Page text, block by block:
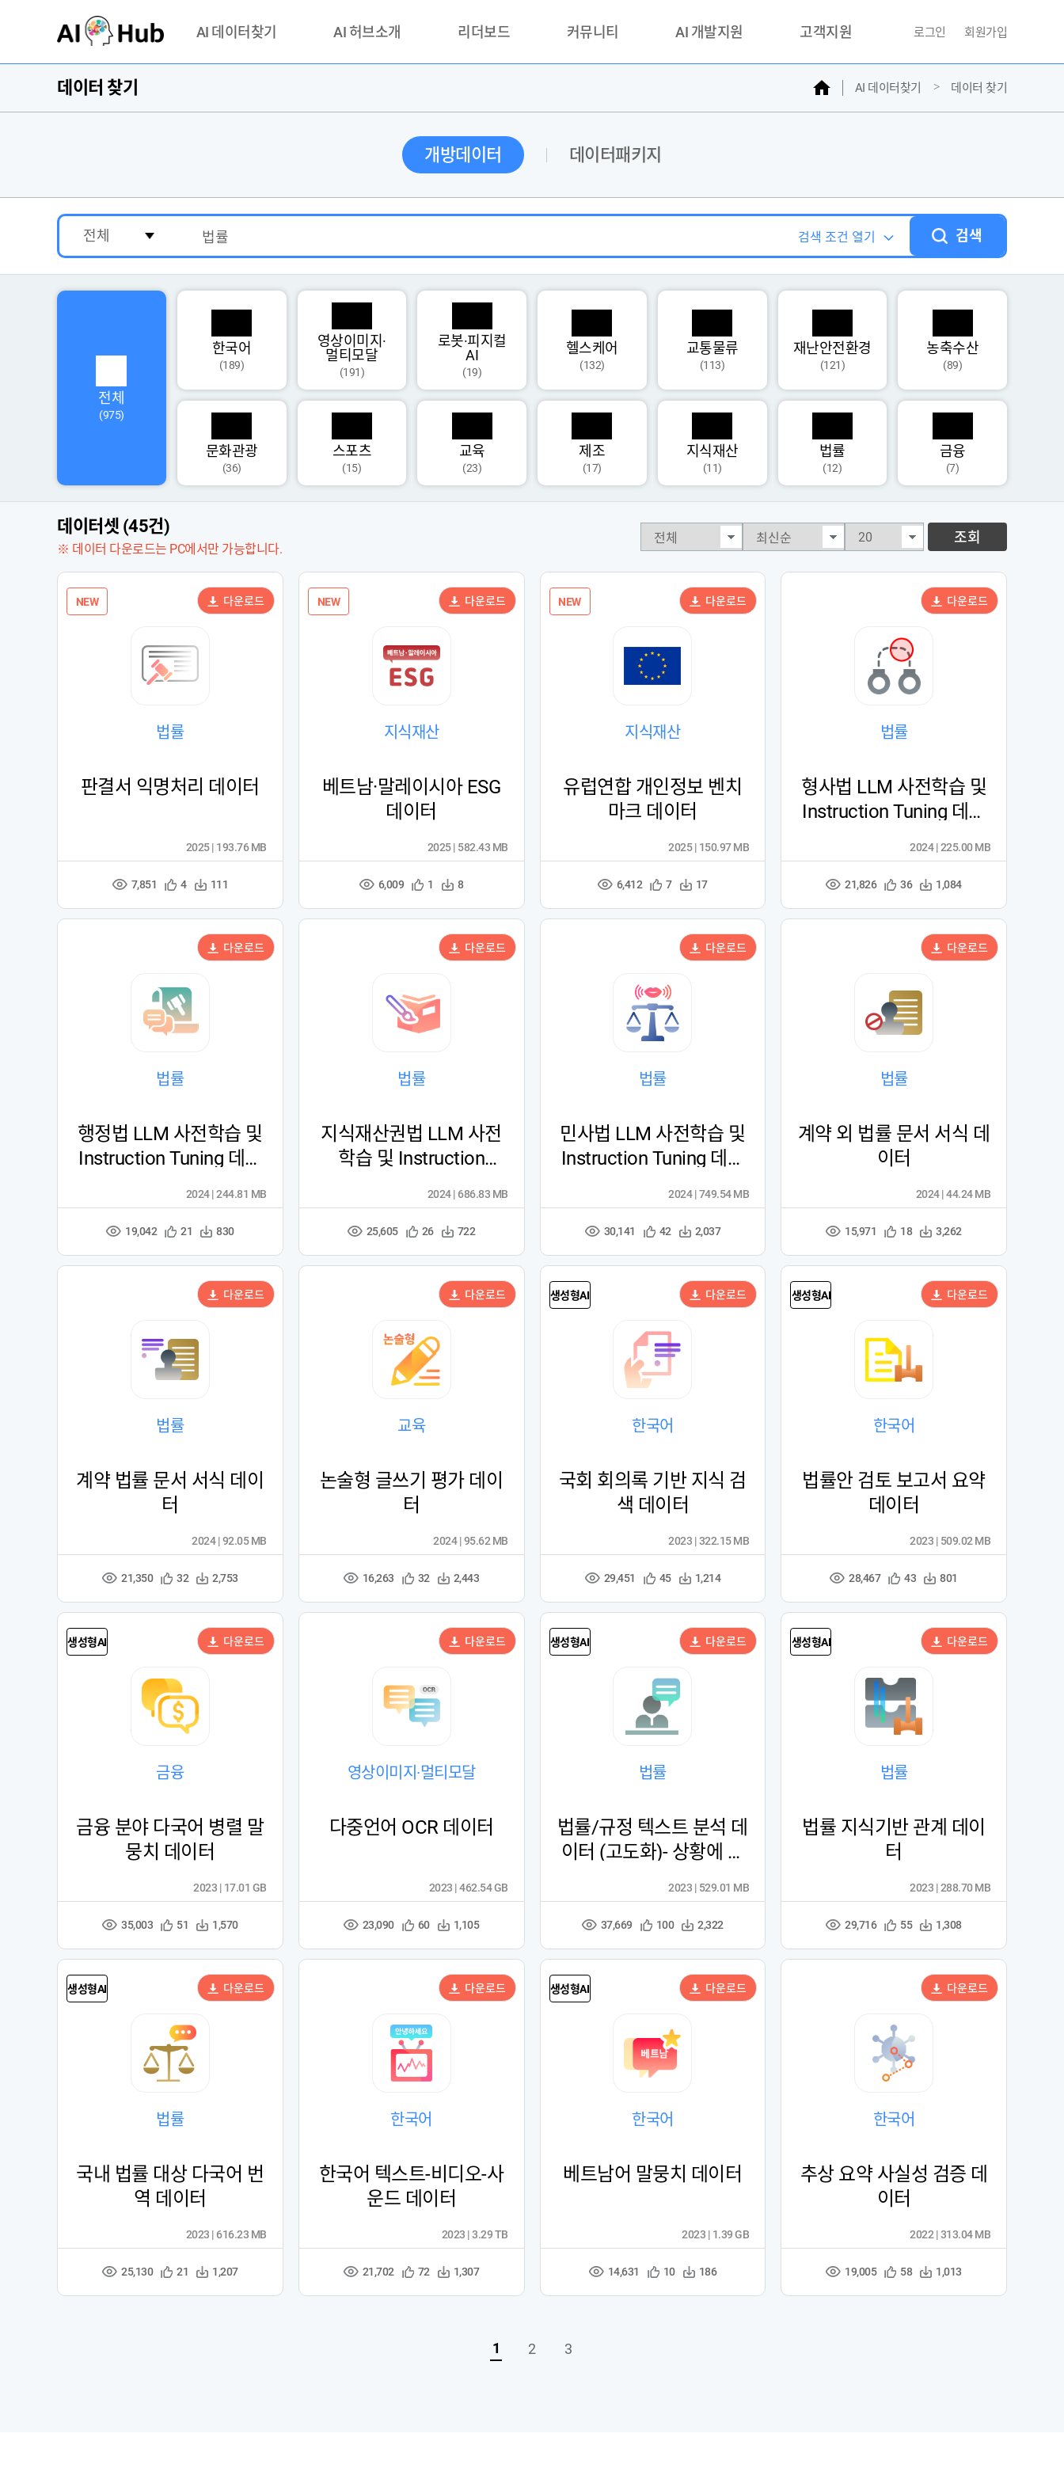
AI 데이터찾기
기관 제공 데이터
AI 허브소개
안심존이란?
리더보드 커뮤니티
활용성과 우수사례
품질가이드
AI 개발지원 고객지원
문의하기
자주찾는질문
로그인 회원가입
데이터 찾기 홈 AI 데이터찾기 데이터 찾기
개방데이터 데이터패키지
검색 조건 열기 검색
전체
(975)
한국어
(189)
영상이미지·
멀티모달
(191)
로봇·피지컬
AI
(19)
헬스케어
(132)
교통물류
(113)
재난안전환경
(121)
농축수산
(89)
문화관광
(36)
스포츠
(15)
교육
(23)
제조
(17)
지식재산
(11)
법률
(12)
금융
(7)
데이터셋 (45건)
※ 데이터 다운로드는 PC에서만 가능합니다.
조회
NEW
법률
판결서 익명처리 데이터
조
수
7,851
관
등
록
4
다
수
111
2025 | 193.76 MB
다운로드 NEW
지식재산
베트남·말레이시아 ESG
데이터
조
수
6,009
관
등
록
1
다
수
8
2025 | 582.43 MB
다운로드 NEW
지식재산
유럽연합 개인정보 벤치
마크 데이터
조
수
6,412
관
등
록
7
다
수
17
2025 | 150.97 MB
다운로드
법률
형사법 LLM 사전학습 및
Instruction Tuning 데이
조
수
21,826
관
등
록
36
다
수
1,084
2024 | 225.00 MB
다운로드
법률
행정법 LLM 사전학습 및
Instruction Tuning 데이
조
수
19,042
관
등
록
21
다
수
830
2024 | 244.81 MB
다운로드
법률
지식재산권법 LLM 사전
학습 및 Instruction
조
수
25,605
관
등
록
26
다
수
722
2024 | 686.83 MB
다운로드
법률
민사법 LLM 사전학습 및
Instruction Tuning 데이
조
수
30,141
관
등
록
42
다
수
2,037
2024 | 749.54 MB
다운로드
법률
계약 외 법률 문서 서식 데
이터
조
수
15,971
관
등
록
18
다
수
3,262
2024 | 44.24 MB
다운로드
법률
계약 법률 문서 서식 데이
터
조
수
21,350
관
등
록
32
다
수
2,753
2024 | 92.05 MB
다운로드
교육
논술형 글쓰기 평가 데이
터
조
수
16,263
관
등
록
32
다
수
2,443
2024 | 95.62 MB
다운로드 생성형AI
한국어
국회 회의록 기반 지식 검
색 데이터
조
수
29,451
관
등
록
45
다
수
1,214
2023 | 322.15 MB
다운로드 생성형AI
한국어
법률안 검토 보고서 요약
데이터
조
수
28,467
관
등
록
43
다
수
801
2023 | 509.02 MB
다운로드
생성형AI
금융
금융 분야 다국어 병렬 말
뭉치 데이터
조
수
35,003
관
등
록
51
다
수
1,570
2023 | 17.01 GB
다운로드
영상이미지·멀티모달
다중언어 OCR 데이터
조
수
23,090
관
등
록
60
다
수
1,105
2023 | 462.54 GB
다운로드 생성형AI
법률
법률/규정 텍스트 분석 데
이터 (고도화)- 상황에 따
조
수
37,669
관
등
록
100
다
수
2,322
2023 | 529.01 MB
다운로드 생성형AI
법률
법률 지식기반 관계 데이
터
조
수
29,716
관
등
록
55
다
수
1,308
2023 | 288.70 MB
다운로드
생성형AI
법률
국내 법률 대상 다국어 번
역 데이터
조
수
25,130
관
등
21
다
수
1,207
2023 | 616.23 MB
다운로드
한국어
한국어 텍스트-비디오-사
운드 데이터
조
수
21,702
관
등
72
다
수
1,307
2023 | 3.29 TB
다운로드 생성형AI
한국어
베트남어 말뭉치 데이터
조
수
14,631
관
등
10
다
수
186
2023 | 1.39 GB
다운로드
한국어
추상 요약 사실성 검증 데
이터
조
수
19,005
관
등
58
다
수
1,013
2022 | 313.04 MB
다운로드
1 2 3